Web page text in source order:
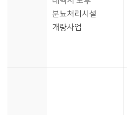
분뇨처리시설
개량사업